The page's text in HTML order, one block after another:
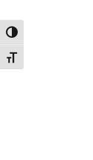
Nagy kontraszt váltása
Betűméret váltása